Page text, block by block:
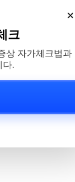
×
크
상 자가체크법과
다.